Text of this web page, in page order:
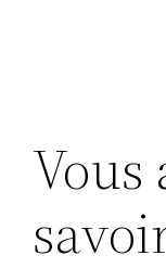
Vous